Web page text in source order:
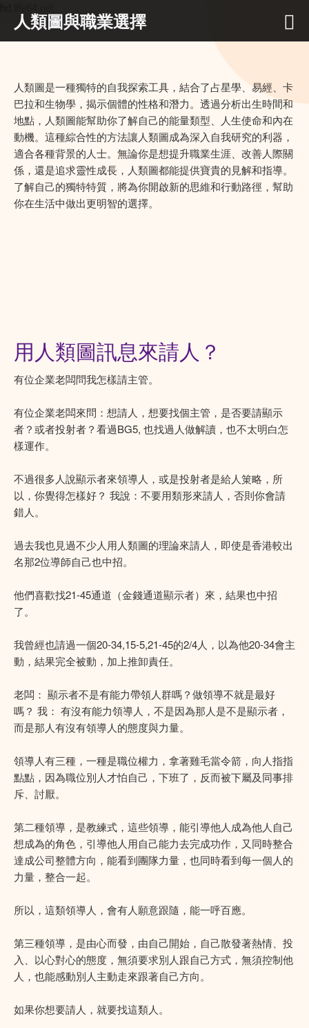
人類圖與職業選擇
人類圖是一種獨特的自我探索工具，結合了占星學、易經、卡
巴拉和生物學，揭示個體的性格和潛力。透過分析出生時間和
地點，人類圖能幫助你了解自己的能量類型、人生使命和內在
動機。這種綜合性的方法讓人類圖成為深入自我研究的利器，
適合各種背景的人士。無論你是想提升職業生涯、改善人際關
係，還是追求靈性成長，人類圖都能提供寶貴的見解和指導。
了解自己的獨特特質，將為你開啟新的思維和行動路徑，幫助
你在生活中做出更明智的選擇。
用人類圖訊息來請人？
有位企業老闆問我怎樣請主管。
有位企業老闆來問：想請人，想要找個主管，是否要請顯示
者？或者投射者？看過BG5, 也找過人做解讀，也不太明白怎
樣運作。
不過很多人說顯示者來領導人，或是投射者是給人䇿略，所
以，你覺得怎樣好？ 我說：不要用類形來請人，否則你會請
錯人。
過去我也見過不少人用人類圖的理論來請人，即使是香港較出
名那2位導師自己也中招。
他們喜歡找21-45通道（金錢通道顯示者）來，結果也中招
了。
我曾經也請過一個20-34,15-5,21-45的2/4人，以為他20-34會主
動，結果完全被動，加上推卸責任。
老闆： 顯示者不是有能力帶領人群嗎？做領導不就是最好
嗎？ 我： 有沒有能力領導人，不是因為那人是不是顯示者，
而是那人有沒有領導人的態度與力量。
領導人有三種，一種是職位權力，拿著雞毛當令箭，向人指指
點點，因為職位別人才怕自己，下班了，反而被下屬及同事排
斥、討厭。
第二種領導，是教練式，這些領導，能引導他人成為他人自己
想成為的角色，引導他人用自己能力去完成功作，又同時整合
達成公司整體方向，能看到團隊力量，也同時看到每一個人的
力量，整合一起。
所以，這類領導人，會有人願意跟隨，能一呼百應。
第三種領導，是由心而發，由自己開始，自己散發著熱情、投
入、以心對心的態度，無須要求別人跟自己方式，無須控制他
人，也能感動別人主動走來跟著自己方向。
如果你想要請人，就要找這類人。